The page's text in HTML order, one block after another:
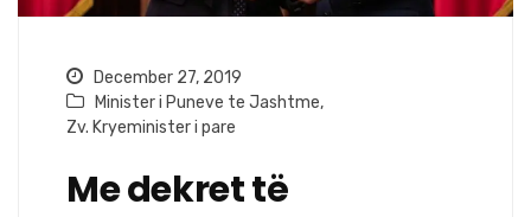
December 27, 2019
Minister i Puneve te Jashtme,
Zv. Kryeminister i pare
Me dekret të